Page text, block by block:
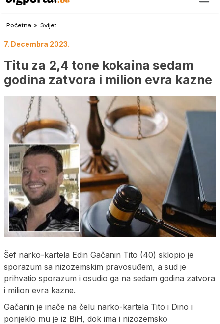
Početna » Svijet
7. Decembra 2023.
Titu za 2,4 tone kokaina sedam
godina zatvora i milion evra kazne
Šef narko-kartela Edin Gačanin Tito (40) sklopio je
sporazum sa nizozemskim pravosuđem, a sud je
prihvatio sporazum i osudio ga na sedam godina zatvora
i milion evra kazne.
Gačanin je inače na čelu narko-kartela Tito i Dino i
porijeklo mu je iz BiH, dok ima i nizozemsko